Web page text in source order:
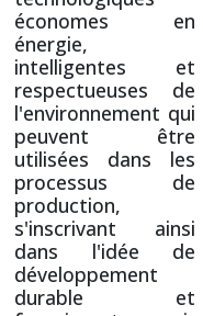
économes en
énergie,
intelligentes et
respectueuses de
l'environnement qui
peuvent être
utilisées dans les
processus de
production,
s'inscrivant ainsi
dans l'idée de
développement
durable et